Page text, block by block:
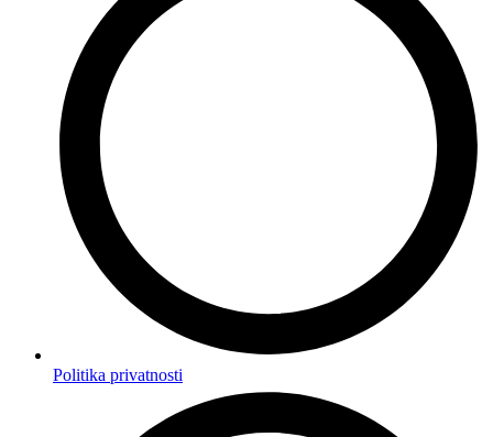
Politika privatnosti